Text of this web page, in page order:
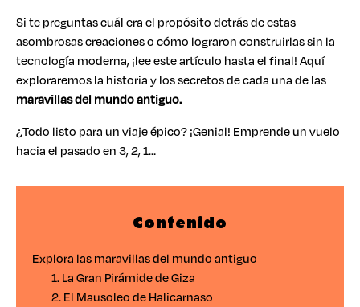
Si te preguntas cuál era el propósito detrás de estas
asombrosas creaciones o cómo lograron construirlas sin la
tecnología moderna, ¡lee este artículo hasta el final! Aquí
exploraremos la historia y los secretos de cada una de las
maravillas del mundo antiguo.
¿Todo listo para un viaje épico? ¡Genial! Emprende un vuelo
hacia el pasado en 3, 2, 1…
Contenido
Explora las maravillas del mundo antiguo
1. La Gran Pirámide de Giza
2. El Mausoleo de Halicarnaso